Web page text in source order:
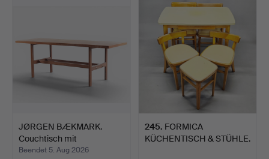
JØRGEN BÆKMARK.
Couchtisch mit
rechteckige…
Beendet 5. Aug 2026
245. FORMICA
KÜCHENTISCH & STÜHLE.